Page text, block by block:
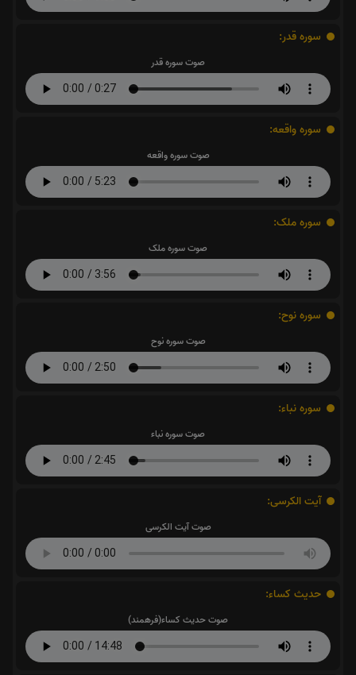
سوره قدر:
صوت سوره قدر
سوره واقعه:
صوت سوره واقعه
سوره ملک:
صوت سوره ملک
سوره نوح:
صوت سوره نوح
سوره نباء:
صوت سوره نباء
آیت الکرسی:
صوت آیت الکرسی
حدیث کساء:
صوت حدیث کساء(فرهمند)